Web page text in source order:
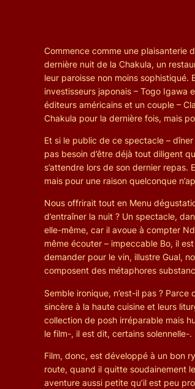
Commence comme une plaisanterie
dernière nuit de la Chakula, un
leur paroisse non moins sophistiqué.
investisseurs japonais – Togo Igawa
éditeurs américains et un couple –
Chakula pour la dernière fois, mais
Et si le public de ce spectacle –
pas besoin d’être déjà tout diligent
s’attendre lors de son dernier
mais pour une raison quelconque
Nous offrirait tout en Menu
d’entraîner la nuit ? Un spectacle,
elle-même, car il avoue à compter
même écouter – impeccable Bo, il
demander pour le vin, illustre Gual,
composent des métaphores
Semble ironique, n’est-il pas ?
sincère à la haute cuisine et leurs
collection de posh irréparable mais
le film-, il est dit, certains solennelle-.
Film, donc, est développé à un bon
route, quand il quitte soudainement
aventure aussi petite qu’il est peu